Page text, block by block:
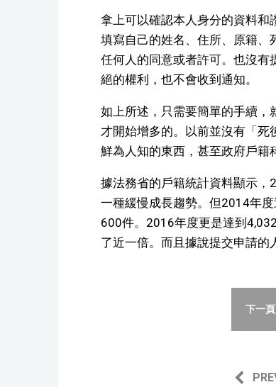
拿上可以確認本人身分的資料和
填寫自己的姓名、住所、原籍、
任何人的同意或者許可。也沒有
絕的權利，也不會收到通知。
如上所述，只需要簡單的手續，
才開始增多的。以前並沒有「死
鮮為人知的東西，甚至政府戶籍
據法務省的戶籍統計資料顯示
一種緩慢成長趨勢。但2014年
600件。2016年度更是達到
了近一倍。而且據說提交申請的
下一